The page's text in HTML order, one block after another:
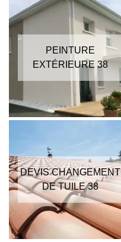
PEINTURE
EXTÉRIEURE 38
DEVIS CHANGEMENT
DE TUILE 38